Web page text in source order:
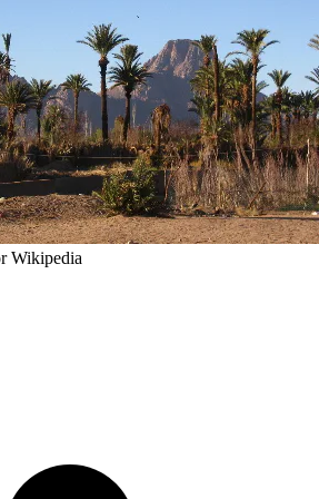
Wikipedia